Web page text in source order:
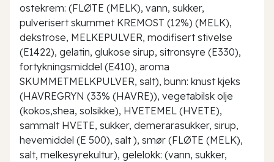
ostekrem: (FLØTE (MELK), vann, sukker,
pulverisert skummet KREMOST (12%) (MELK),
dekstrose, MELKEPULVER, modifisert stivelse
(E1422), gelatin, glukose sirup, sitronsyre (E330),
fortykningsmiddel (E410), aroma
SKUMMETMELKPULVER, salt), bunn: knust kjeks
(HAVREGRYN (33% (HAVRE)), vegetabilsk olje
(kokos,shea, solsikke), HVETEMEL (HVETE),
sammalt HVETE, sukker, demerarasukker, sirup,
hevemiddel (E 500), salt ), smør (FLØTE (MELK),
salt, melkesyrekultur), gelelokk: (vann, sukker,